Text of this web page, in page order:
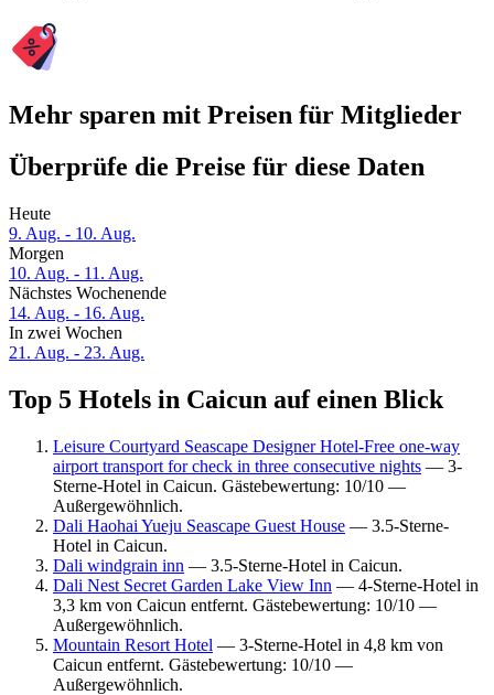
Mehr sparen mit Preisen für Mitglieder
Überprüfe die Preise für diese Daten
Heute
9. Aug. - 10. Aug.
Morgen
10. Aug. - 11. Aug.
Nächstes Wochenende
14. Aug. - 16. Aug.
In zwei Wochen
21. Aug. - 23. Aug.
Top 5 Hotels in Caicun auf einen Blick
Leisure Courtyard Seascape Designer Hotel-Free one-way
airport transport for check in three consecutive nights — 3-
Sterne-Hotel in Caicun. Gästebewertung: 10/10 —
Außergewöhnlich.
Dali Haohai Yueju Seascape Guest House — 3.5-Sterne-
Hotel in Caicun.
Dali windgrain inn — 3.5-Sterne-Hotel in Caicun.
Dali Nest Secret Garden Lake View Inn — 4-Sterne-Hotel in
3,3 km von Caicun entfernt. Gästebewertung: 10/10 —
Außergewöhnlich.
Mountain Resort Hotel — 3-Sterne-Hotel in 4,8 km von
Caicun entfernt. Gästebewertung: 10/10 —
Außergewöhnlich.